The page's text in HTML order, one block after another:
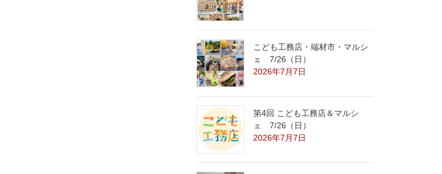
こども工務店・端材市・マルシ
ェ 7/26（日）
2026年7月7日
第4回 こども工務店＆マルシ
ェ 7/26（日）
2026年7月7日